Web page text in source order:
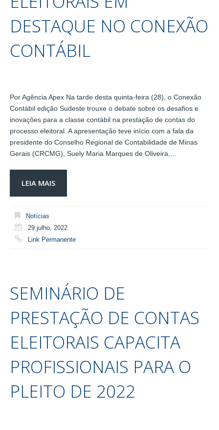
DESTAQUE NO CONEXÃO
CONTÁBIL
Por Agência Apex Na tarde desta quinta-feira (28), o Conexão
Contábil edição Sudeste trouxe o debate sobre os desafios e
inovações para a classe contábil na prestação de contas do
processo eleitoral. A apresentação teve início com a fala da
presidente do Conselho Regional de Contabilidade de Minas
Gerais (CRCMG), Suely Maria Marques de Oliveira,…
LEIA MAIS
Notícias
29 julho, 2022
Link Permanente
SEMINÁRIO DE
PRESTAÇÃO DE CONTAS
ELEITORAIS CAPACITA
PROFISSIONAIS PARA O
PLEITO DE 2022